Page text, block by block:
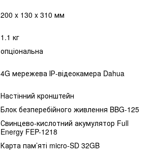
200 x 130 x 310 мм
1.1 кг
опціональна
4G мережева ІР-відеокамера Dahua
Настінний кронштейн
Блок безперебійного живлення BBG-125
Свинцево-кислотний акумулятор Full
Energy FEP-1218
Карта пам’яті micro-SD 32GB